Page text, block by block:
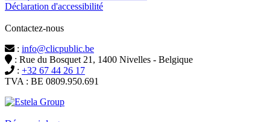
Déclaration d'accessibilité
Contactez-nous
: info@clicpublic.be
: Rue du Bosquet 21, 1400 Nivelles - Belgique
: +32 67 44 26 17
TVA : BE 0809.950.691